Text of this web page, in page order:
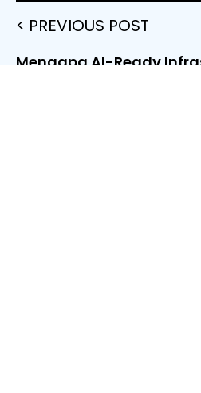
< PREVIOUS POST
Mengapa AI-Ready